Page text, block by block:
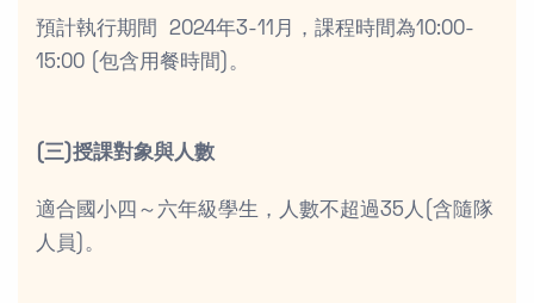
預計執行期間 2024年3-11月，課程時間為10:00-
15:00 (包含用餐時間)。
(三)授課對象與人數
適合國小四～六年級學生，人數不超過35人(含隨隊
人員)。